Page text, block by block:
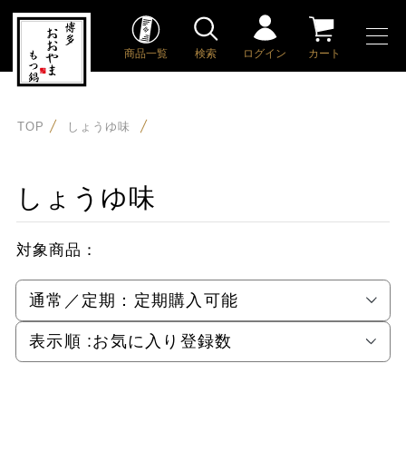
商品一覧 検索 ログイン カート
TOP しょうゆ味
しょうゆ味
対象商品：
通常／定期： 定期購入可能
表示順 :お気に入り登録数